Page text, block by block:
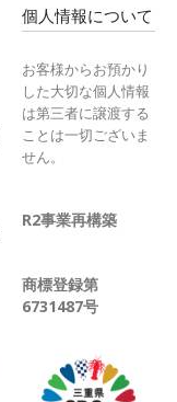
個人情報について
お客様からお預かり
した大切な個人情報
は第三者に譲渡する
ことは一切ございま
せん。
R2事業再構築
商標登録第
6731487号